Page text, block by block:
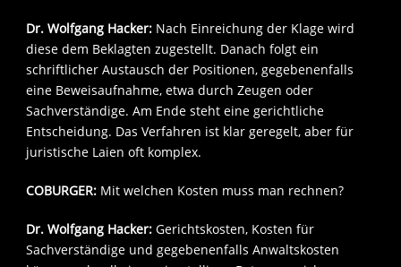
Dr. Wolfgang Hacker: Nach Einreichung der Klage wird
diese dem Beklagten zugestellt. Danach folgt ein
schriftlicher Austausch der Positionen, gegebenenfalls
eine Beweisaufnahme, etwa durch Zeugen oder
Sachverständige. Am Ende steht eine gerichtliche
Entscheidung. Das Verfahren ist klar geregelt, aber für
juristische Laien oft komplex.
COBURGER: Mit welchen Kosten muss man rechnen?
Dr. Wolfgang Hacker: Gerichtskosten, Kosten für
Sachverständige und gegebenenfalls Anwaltskosten